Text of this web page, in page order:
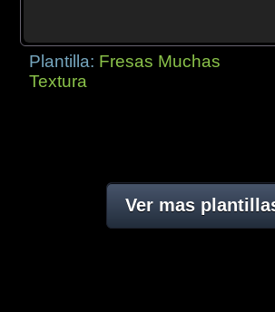
Plantilla: Fresas Muchas
Textura
Ver mas